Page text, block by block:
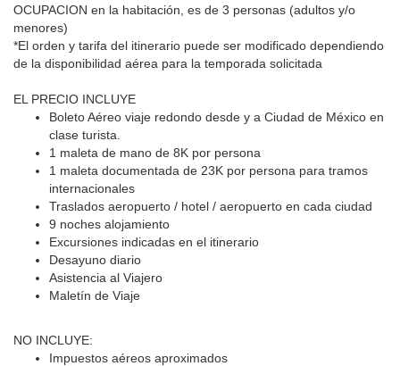
OCUPACION en la habitación, es de 3 personas (adultos y/o
menores)
*El orden y tarifa del itinerario puede ser modificado dependiendo
de la disponibilidad aérea para la temporada solicitada
EL PRECIO INCLUYE
Boleto Aéreo viaje redondo desde y a Ciudad de México en
clase turista.
1 maleta de mano de 8K por persona
1 maleta documentada de 23K por persona para tramos
internacionales
Traslados aeropuerto / hotel / aeropuerto en cada ciudad
9 noches alojamiento
Excursiones indicadas en el itinerario
Desayuno diario
Asistencia al Viajero
Maletín de Viaje
NO INCLUYE:
Impuestos aéreos aproximados